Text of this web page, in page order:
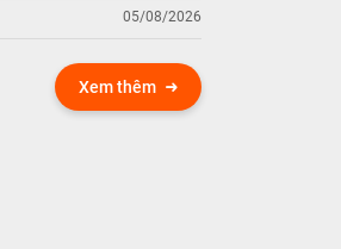
05/08/2026
Xem thêm